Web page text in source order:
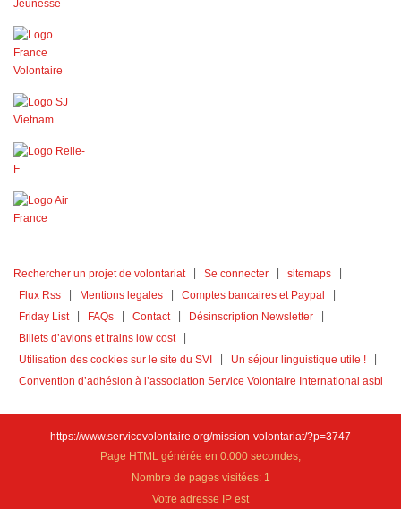
Rechercher un projet de volontariat Se connecter
sitemaps
Flux Rss
Mentions legales
Comptes bancaires et Paypal
Friday List
FAQs Contact
Désinscription Newsletter
Billets d’avions et trains low cost
Utilisation des cookies sur le site du SVI
Un séjour linguistique utile !
Convention d’adhésion à l’association Service Volontaire International asbl
https://www.servicevolontaire.org/mission-volontariat/?p=3747
Page HTML générée en 0.000 secondes,
Nombre de pages visitées: 1
Votre adresse IP est